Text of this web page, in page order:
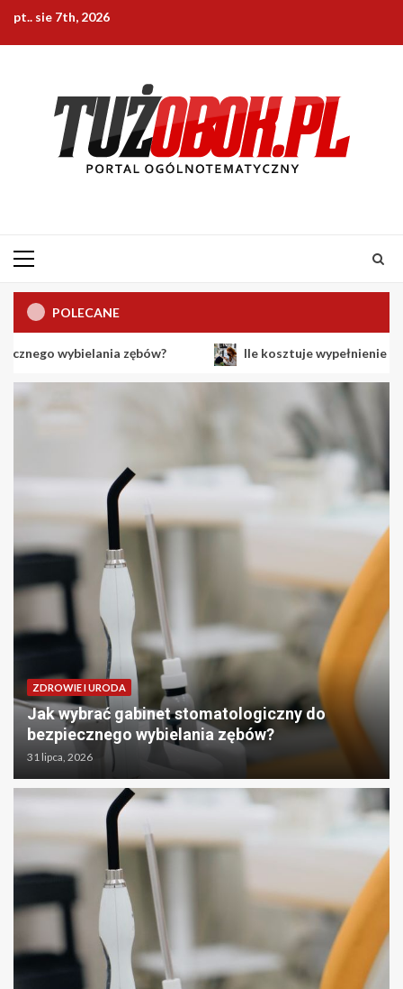
Skippt.. sie 7th, 2026
Primary
POLECANE
zębów? Ile kosztuje wypełnienie ubytku
ZDROWIE I URODA
Jak wybrać gabinet stomatologiczny do
bezpiecznego wybielania zębów?
31 lipca, 2026